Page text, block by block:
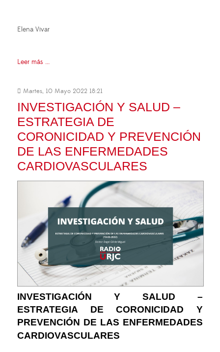
Elena Vivar
Leer más ...
Martes, 10 Mayo 2022 18:21
INVESTIGACIÓN Y SALUD –
ESTRATEGIA DE
CORONICIDAD Y PREVENCIÓN
DE LAS ENFERMEDADES
CARDIOVASCULARES
INVESTIGACIÓN Y SALUD –
ESTRATEGIA DE CORONICIDAD Y
PREVENCIÓN DE LAS ENFERMEDADES
CARDIOVASCULARES